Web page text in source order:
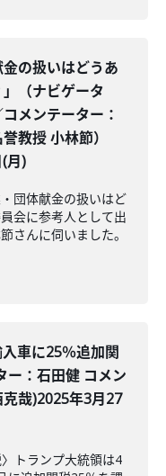
金の扱いはどうあ
（ナビゲータ
メンテーター：
教授 小林節）
月)
団体献金の扱いはど
会に参考人として出
さんに伺いました。
入車に25％追加関
ー：石田健 コメン
哉)2025年3月27
トランプ大統領は4